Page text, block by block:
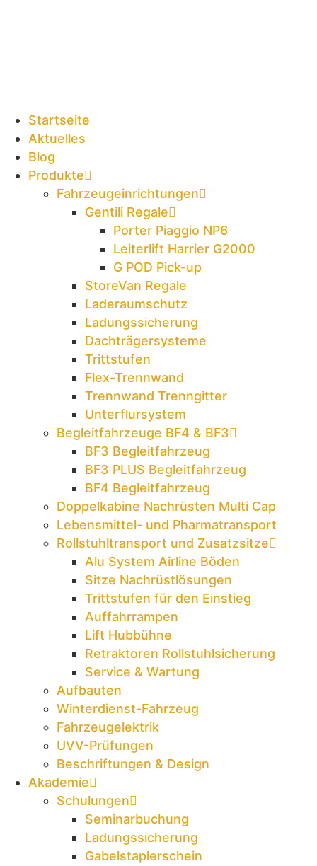
Startseite
Aktuelles
Blog
Produkte
Fahrzeugeinrichtungen
Gentili Regale
Porter Piaggio NP6
Leiterlift Harrier G2000
G POD Pick-up
StoreVan Regale
Laderaumschutz
Ladungssicherung
Dachträgersysteme
Trittstufen
Flex-Trennwand
Trennwand Trenngitter
Unterflursystem
Begleitfahrzeuge BF4 & BF3
BF3 Begleitfahrzeug
BF3 PLUS Begleitfahrzeug
BF4 Begleitfahrzeug
Doppelkabine Nachrüsten Multi Cap
Lebensmittel- und Pharmatransport
Rollstuhltransport und Zusatzsitze
Alu System Airline Böden
Sitze Nachrüstlösungen
Trittstufen für den Einstieg
Auffahrrampen
Lift Hubbühne
Retraktoren Rollstuhlsicherung
Service & Wartung
Aufbauten
Winterdienst-Fahrzeug
Fahrzeugelektrik
UVV-Prüfungen
Beschriftungen & Design
Akademie
Schulungen
Seminarbuchung
Ladungssicherung
Gabelstaplerschein